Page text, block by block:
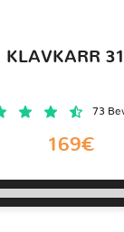
KLAVKARR
73
169€